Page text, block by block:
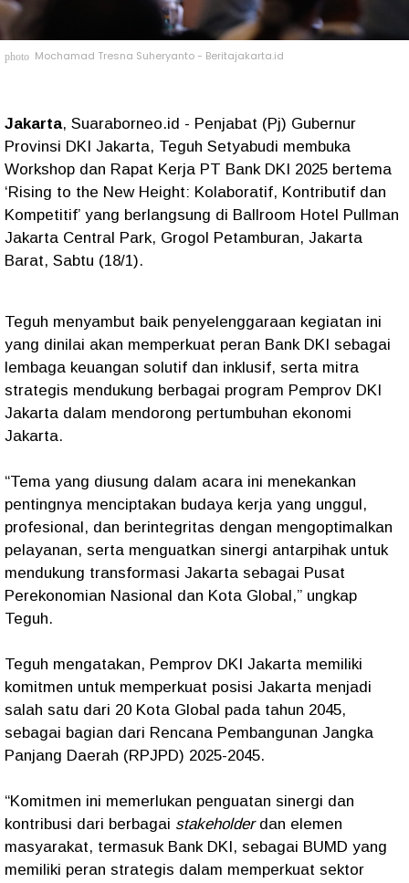
photo Mochamad Tresna Suheryanto - Beritajakarta.id
Jakarta, Suaraborneo.id - Penjabat (Pj) Gubernur
Provinsi DKI Jakarta, Teguh Setyabudi membuka
Workshop dan Rapat Kerja PT Bank DKI 2025 bertema
‘Rising to the New Height: Kolaboratif, Kontributif dan
Kompetitif’ yang berlangsung di Ballroom Hotel Pullman
Jakarta Central Park, Grogol Petamburan, Jakarta
Barat, Sabtu (18/1).
Teguh menyambut baik penyelenggaraan kegiatan ini
yang dinilai akan memperkuat peran Bank DKI sebagai
lembaga keuangan solutif dan inklusif, serta mitra
strategis mendukung berbagai program Pemprov DKI
Jakarta dalam mendorong pertumbuhan ekonomi
Jakarta.
“Tema yang diusung dalam acara ini menekankan
pentingnya menciptakan budaya kerja yang unggul,
profesional, dan berintegritas dengan mengoptimalkan
pelayanan, serta menguatkan sinergi antarpihak untuk
mendukung transformasi Jakarta sebagai Pusat
Perekonomian Nasional dan Kota Global,” ungkap
Teguh.
Teguh mengatakan, Pemprov DKI Jakarta memiliki
komitmen untuk memperkuat posisi Jakarta menjadi
salah satu dari 20 Kota Global pada tahun 2045,
sebagai bagian dari Rencana Pembangunan Jangka
Panjang Daerah (RPJPD) 2025-2045.
“Komitmen ini memerlukan penguatan sinergi dan
kontribusi dari berbagai stakeholderdan elemen
masyarakat, termasuk Bank DKI, sebagai BUMD yang
memiliki peran strategis dalam memperkuat sektor